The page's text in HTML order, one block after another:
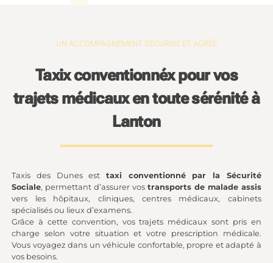
UN ACCOMPAGNEMENT SÉCURISÉ ET AGRÉÉ
Taxix conventionnéx pour vos
trajets médicaux en toute sérénité à
Lanton
Taxis des Dunes est taxi conventionné par la Sécurité
Sociale, permettant d’assurer vos transports de malade assis
vers les hôpitaux, cliniques, centres médicaux, cabinets
spécialisés ou lieux d’examens.
Grâce à cette convention, vos trajets médicaux sont pris en
charge selon votre situation et votre prescription médicale.
Vous voyagez dans un véhicule confortable, propre et adapté à
vos besoins.